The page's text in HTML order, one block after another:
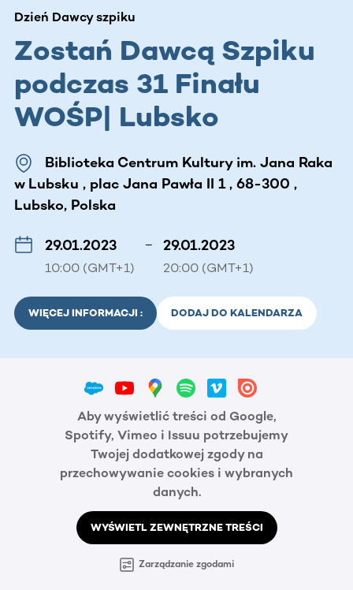
Dzień Dawcy szpiku
Zostań Dawcą Szpiku
podczas 31 Finału
WOŚP| Lubsko
Biblioteka Centrum Kultury im. Jana Raka
w Lubsku , plac Jana Pawła II 1 , 68-300 ,
Lubsko, Polska
29.01.2023
10:00 (GMT+1)
– 29.01.2023
20:00 (GMT+1)
WIĘCEJ INFORMACJI : DODAJ DO KALENDARZA
Aby wyświetlić treści od Google,
Spotify, Vimeo i Issuu potrzebujemy
Twojej dodatkowej zgody na
przechowywanie cookies i wybranych
danych.
WYŚWIETL ZEWNĘTRZNE TREŚCI
Zarządzanie zgodami